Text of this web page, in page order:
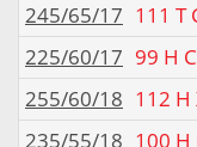
245/65/17 111 T
225/60/17 99 H
255/60/18 112 H
235/55/18 100 H